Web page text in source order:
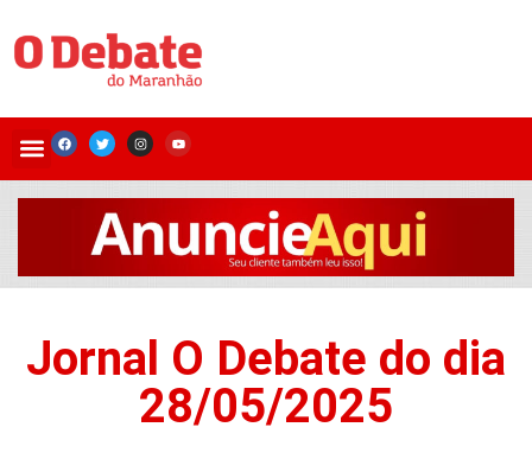
Jornal O Debate do dia
28/05/2025